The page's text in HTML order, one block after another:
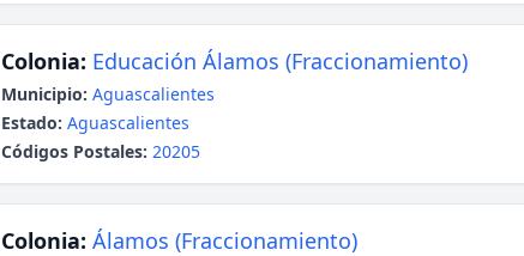
Colonia: Educación Álamos (Fraccionamiento)
Municipio: Aguascalientes
Estado: Aguascalientes
Códigos Postales: 20205
Colonia: Álamos (Fraccionamiento)